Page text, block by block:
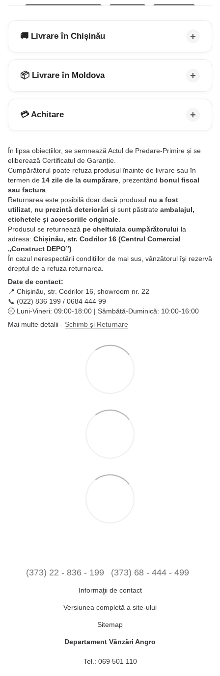
🚚 Livrare în Chișinău
📦 Livrare în Moldova
💳 Achitare
În lipsa obiecțiilor, se semnează Actul de Predare-Primire și se
eliberează Certificatul de Garanție.
Cumpărătorul poate refuza produsul înainte de livrare sau în
termen de 14 zile de la cumpărare , prezentând bonul fiscal
sau factura
Returnarea este posibilă doar dacă produsul nu a fost
utilizat nu prezintă deteriorări și sunt păstrate ambalajul,
etichetele și accesoriile originale
Produsul se returnează pe cheltuiala cumpărătorului la
adresa: Chișinău, str. Codrilor 16 (Centrul Comercial
„Construct DEPO”)
În cazul nerespectării condițiilor de mai sus, vânzătorul își rezervă
dreptul de a refuza returnarea.
Date de contact:
📍 Chișinău, str. Codrilor 16, showroom nr. 22
📞 (022) 836 199 / 0684 444 99
🕘 Luni-Vineri: 09:00-18:00 | Sâmbătă-Duminică: 10:00-16:00
Mai multe detalii - Schimb și Returnare
(373) 22 - 836 - 199 (373) 68 - 444 - 499
Informaţii de contact
Versiunea completă a site-ului
Sitemap
Departament Vânzări Angro
Tel.: 069 501 110